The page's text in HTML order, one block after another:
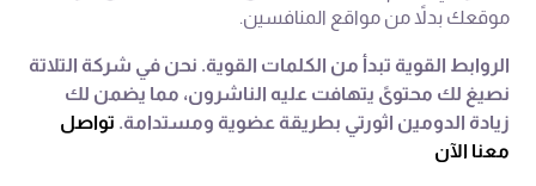
موقعك بدلاً من مواقع المنافسين.
الروابط القوية تبدأ من الكلمات القوية. نحن في شركة التلاتة
نصيغ لك محتوىً يتهافت عليه الناشرون، مما يضمن لك
زيادة الدومين اثورتي بطريقة عضوية ومستدامة. تواصل
معنا الآن